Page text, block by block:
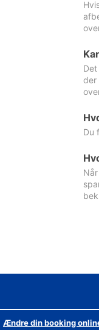
der
Du
Ændre din booking